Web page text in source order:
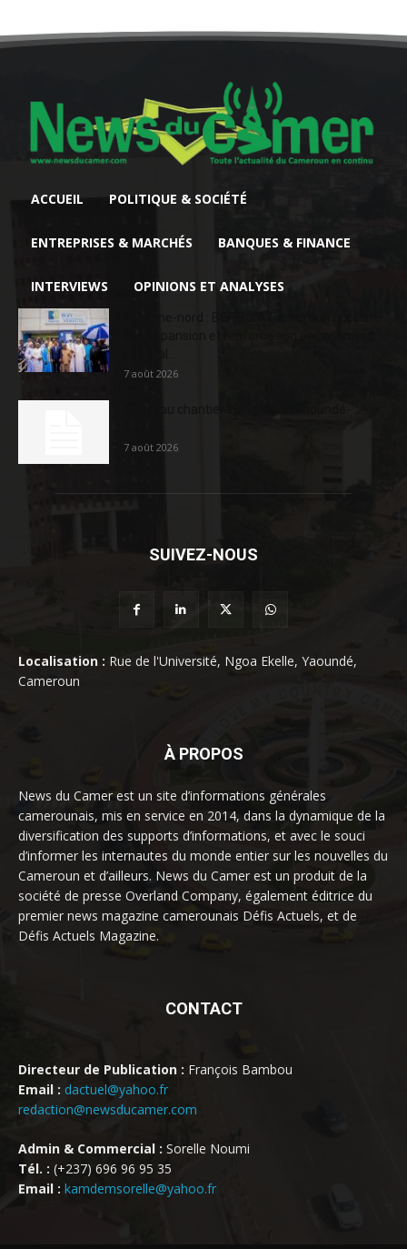
ACCUEIL POLITIQUE & SOCIÉTÉ
ENTREPRISES & MARCHÉS BANQUES & FINANCE
INTERVIEWS OPINIONS ET ANALYSES
7 août 2026
7 août 2026
SUIVEZ-NOUS
Localisation : Rue de l'Université, Ngoa Ekelle, Yaoundé,
Cameroun
À PROPOS
News du Camer est un site d’informations générales
camerounais, mis en service en 2014, dans la dynamique de la
diversification des supports d’informations, et avec le souci
d’informer les internautes du monde entier sur les nouvelles du
Cameroun et d’ailleurs. News du Camer est un produit de la
société de presse Overland Company, également éditrice du
premier news magazine camerounais Défis Actuels, et de
Défis Actuels Magazine.
CONTACT
Directeur de Publication : François Bambou
Email : dactuel@yahoo.fr
redaction@newsducamer.com
Admin & Commercial : Sorelle Noumi
Tél. : (+237) 696 96 95 35
Email : kamdemsorelle@yahoo.fr